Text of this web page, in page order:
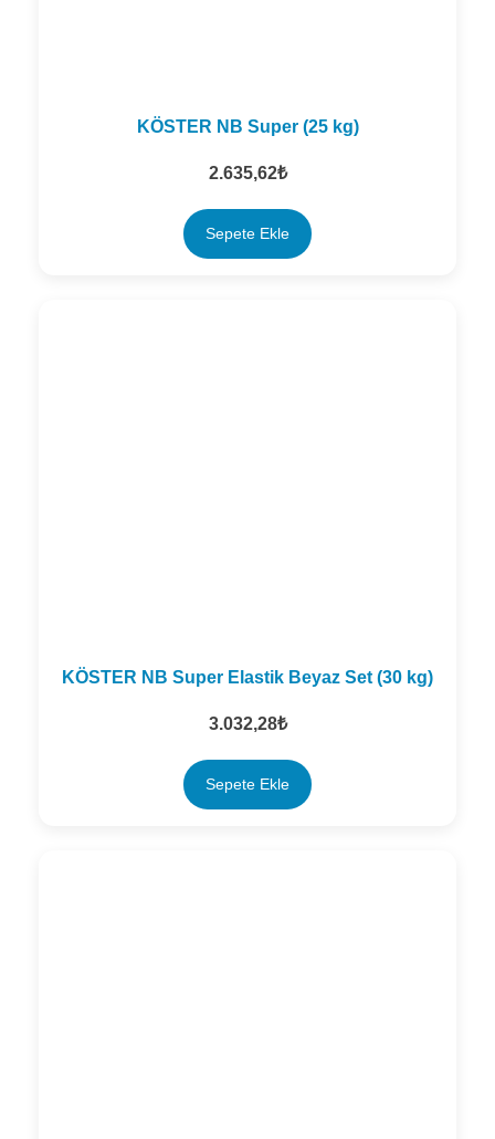
KÖSTER NB Super (25 kg)
2.635,62₺
Sepete Ekle
KÖSTER NB Super Elastik Beyaz Set (30 kg)
3.032,28₺
Sepete Ekle